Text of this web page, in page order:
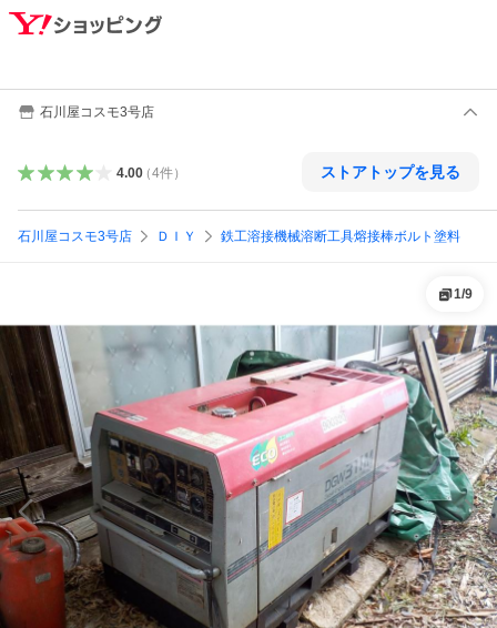
石川屋コスモ3号店
4.00（4件） ストアトップを見る
石川屋コスモ3号店 ＤＩＹ 鉄工溶接機械溶断工具熔接棒ボルト塗料
1/9